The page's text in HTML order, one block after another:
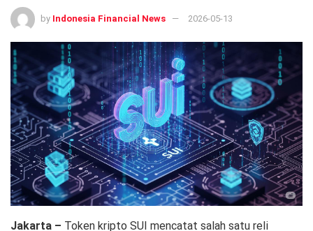
by Indonesia Financial News 2026-05-13
Jakarta – Token kripto SUI mencatat salah satu reli